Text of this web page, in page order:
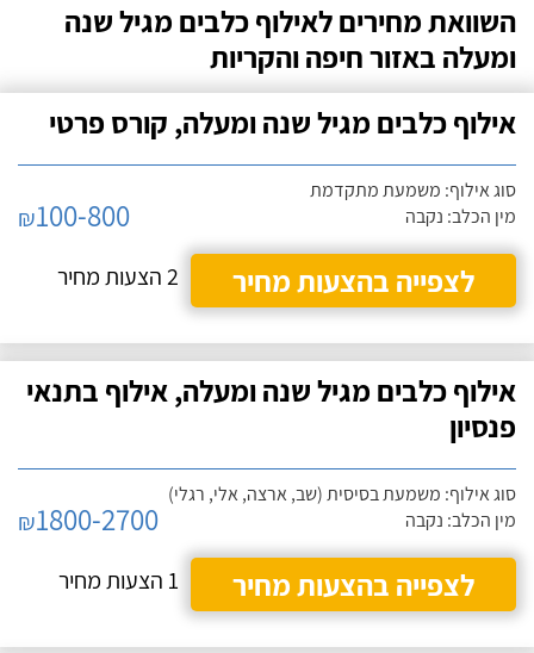
השוואת מחירים לאילוף כלבים מגיל שנה
ומעלה באזור חיפה והקריות
אילוף כלבים מגיל שנה ומעלה, קורס פרטי
סוג אילוף: משמעת מתקדמת
מין הכלב: נקבה
₪100-800
לצפייה בהצעות מחיר
2 הצעות מחיר
אילוף כלבים מגיל שנה ומעלה, אילוף בתנאי
פנסיון
סוג אילוף: משמעת בסיסית (שב, ארצה, אלי, רגלי)
מין הכלב: נקבה
₪1800-2700
לצפייה בהצעות מחיר
1 הצעות מחיר